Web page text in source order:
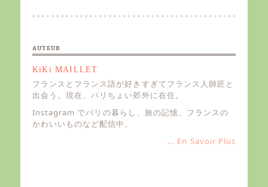
AUTEUR
KiKi MAILLET
フランスとフランス語が好きすぎてフランス人師匠と
出会う。現在、パリちょい郊外に在住。
Instagram でパリの暮らし、旅の記憶、フランスの
かわいいものなど配信中。
... En Savoir Plus